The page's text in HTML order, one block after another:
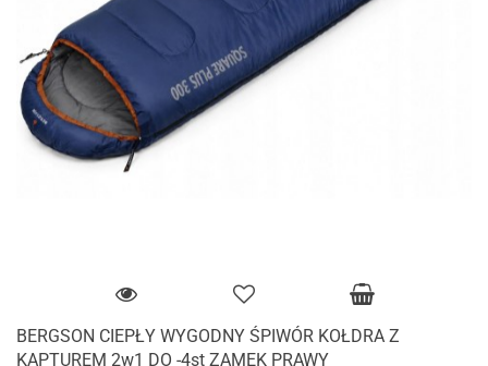
BERGSON CIEPŁY WYGODNY ŚPIWÓR KOŁDRA Z
KAPTUREM 2w1 DO -4st ZAMEK PRAWY